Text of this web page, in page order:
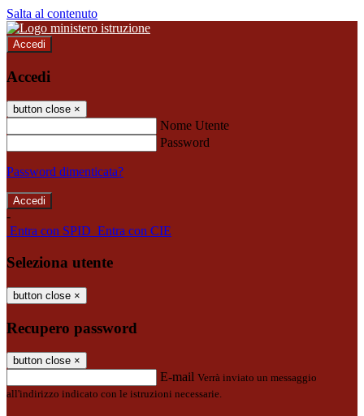
Salta al contenuto
Accedi
Accedi
button close ×
Nome Utente
Password
Password dimenticata?
-
Entra con SPID Entra con CIE
Seleziona utente
button close ×
Recupero password
button close ×
E-mail Verrà inviato un messaggio
all'indirizzo indicato con le istruzioni necessarie.